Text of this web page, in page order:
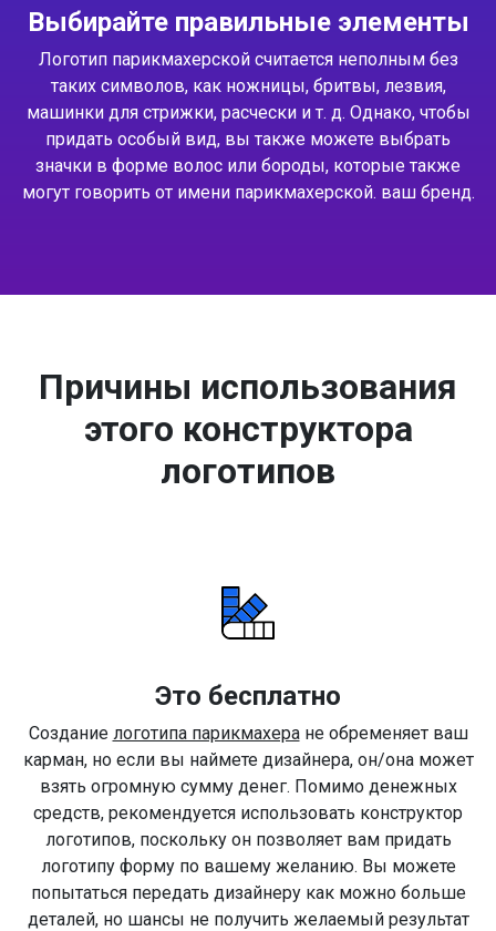
Выбирайте правильные элементы
Логотип парикмахерской считается неполным без
таких символов, как ножницы, бритвы, лезвия,
машинки для стрижки, расчески и т. д. Однако, чтобы
придать особый вид, вы также можете выбрать
значки в форме волос или бороды, которые также
могут говорить от имени парикмахерской. ваш бренд.
Причины использования
этого конструктора
логотипов
Это бесплатно
Создание логотипа парикмахеране обременяет ваш
карман, но если вы наймете дизайнера, он/она может
взять огромную сумму денег. Помимо денежных
средств, рекомендуется использовать конструктор
логотипов, поскольку он позволяет вам придать
логотипу форму по вашему желанию. Вы можете
попытаться передать дизайнеру как можно больше
деталей, но шансы не получить желаемый результат